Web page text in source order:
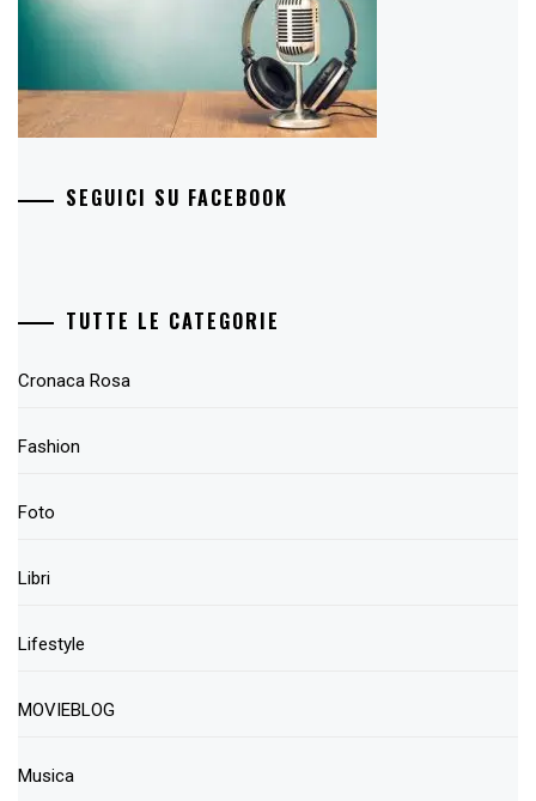
SEGUICI SU FACEBOOK
TUTTE LE CATEGORIE
Cronaca Rosa
Fashion
Foto
Libri
Lifestyle
MOVIEBLOG
Musica